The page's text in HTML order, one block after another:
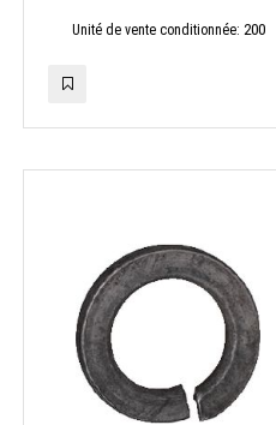
Unité de vente conditionnée: 200